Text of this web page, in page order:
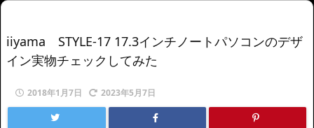
iiyama STYLE-17 17.3インチノートパソコンのデザ
イン実物チェックしてみた
2018年1月7日 2023年5月7日